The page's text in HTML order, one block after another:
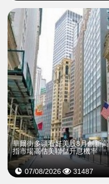
華爾街多頭看好美股8月創新高
指市場高估美聯儲升息機率
07/08/2026 31487